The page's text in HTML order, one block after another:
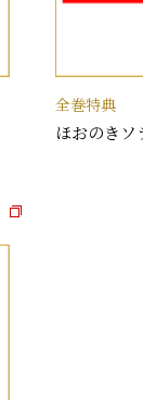
全巻特典
ほおのき